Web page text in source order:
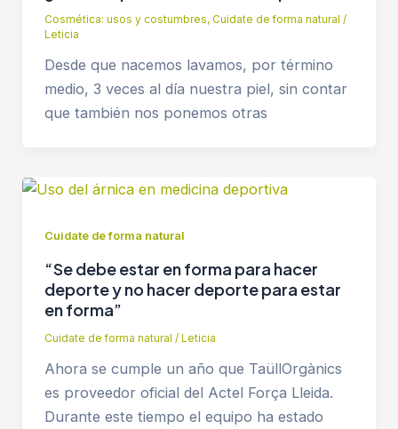
Cosmética: usos y costumbres, Cuidate de forma natural /
Leticia
Desde que nacemos lavamos, por término
medio, 3 veces al día nuestra piel, sin contar
que también nos ponemos otras
Cuidate de forma natural
“Se debe estar en forma para hacer
deporte y no hacer deporte para estar
en forma”
Cuidate de forma natural / Leticia
Ahora se cumple un año que TaüllOrgànics
es proveedor oficial del Actel Força Lleida.
Durante este tiempo el equipo ha estado